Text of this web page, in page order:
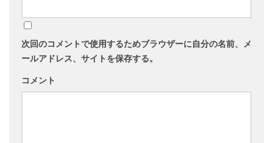
次回のコメントで使用するためブラウザーに自分の名前、メ
ールアドレス、サイトを保存する。
コメント